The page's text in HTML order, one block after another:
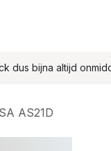
dus bijna altijd
AS21D